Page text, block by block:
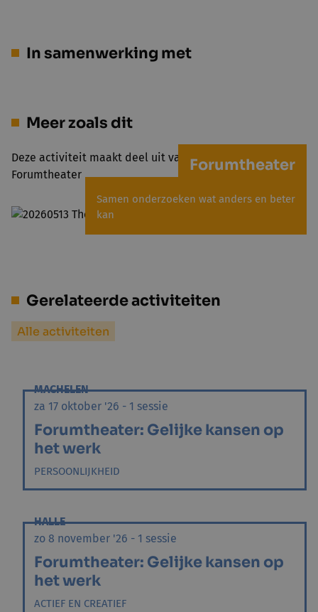
In samenwerking met
Meer zoals dit
Deze activiteit maakt deel uit van het project
Forumtheater
Forumtheater
Samen onderzoeken wat anders en beter
kan
Gerelateerde activiteiten
Alle activiteiten
MACHELEN
za 17 oktober '26 - 1 sessie
Forumtheater: Gelijke kansen op
het werk
PERSOONLIJKHEID
HALLE
zo 8 november '26 - 1 sessie
Forumtheater: Gelijke kansen op
het werk
ACTIEF EN CREATIEF